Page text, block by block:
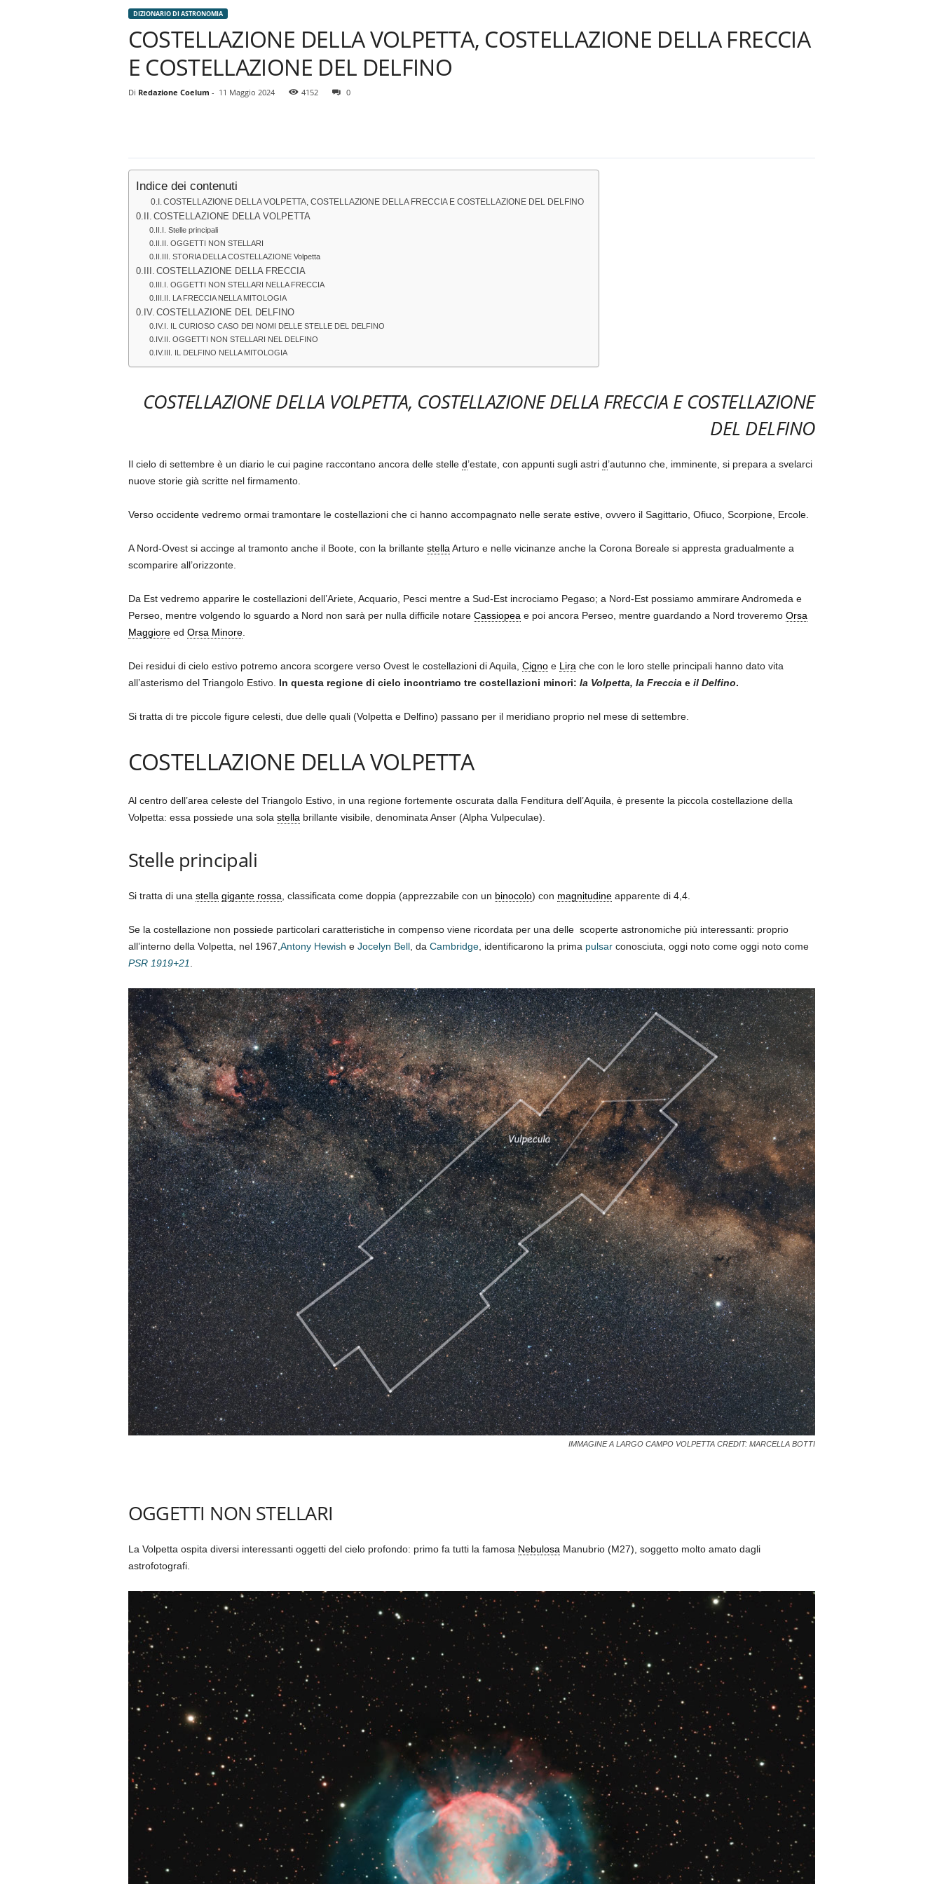
DIZIONARIO DI ASTRONOMIA
COSTELLAZIONE DELLA VOLPETTA, COSTELLAZIONE DELLA FRECCIA
E COSTELLAZIONE DEL DELFINO
Di Redazione Coelum - 11 Maggio 2024 4152 0
Indice dei contenuti
COSTELLAZIONE DELLA VOLPETTA, COSTELLAZIONE DELLA FRECCIA E COSTELLAZIONE DEL DELFINO
COSTELLAZIONE DELLA VOLPETTA
Stelle principali
OGGETTI NON STELLARI
STORIA DELLA COSTELLAZIONE Volpetta
COSTELLAZIONE DELLA FRECCIA
OGGETTI NON STELLARI NELLA FRECCIA
LA FRECCIA NELLA MITOLOGIA
COSTELLAZIONE DEL DELFINO
IL CURIOSO CASO DEI NOMI DELLE STELLE DEL DELFINO
OGGETTI NON STELLARI NEL DELFINO
IL DELFINO NELLA MITOLOGIA
COSTELLAZIONE DELLA VOLPETTA, COSTELLAZIONE DELLA FRECCIA E COSTELLAZIONE
DEL DELFINO
Il cielo di settembre è un diario le cui pagine raccontano ancora delle stelle d’estate, con appunti sugli astri d’autunno che, imminente, si prepara a svelarci
nuove storie già scritte nel firmamento.
Verso occidente vedremo ormai tramontare le costellazioni che ci hanno accompagnato nelle serate estive, ovvero il Sagittario, Ofiuco, Scorpione, Ercole.
A Nord-Ovest si accinge al tramonto anche il Boote, con la brillante stellaArturo e nelle vicinanze anche la Corona Boreale si appresta gradualmente a
scomparire all’orizzonte.
Da Est vedremo apparire le costellazioni dell’Ariete, Acquario, Pesci mentre a Sud-Est incrociamo Pegaso; a Nord-Est possiamo ammirare Andromeda e
Perseo, mentre volgendo lo sguardo a Nord non sarà per nulla difficile notare Cassiopeae poi ancora Perseo, mentre guardando a Nord troveremo Orsa
Maggioreed Orsa Minore.
Dei residui di cielo estivo potremo ancora scorgere verso Ovest le costellazioni di Aquila, Cignoe Lirache con le loro stelle principali hanno dato vita
all’asterismo del Triangolo Estivo. In questa regione di cielo incontriamo tre costellazioni minori: la Volpetta, la Frecciae il Delfino.
Si tratta di tre piccole figure celesti, due delle quali (Volpetta e Delfino) passano per il meridiano proprio nel mese di settembre.
COSTELLAZIONE DELLA VOLPETTA
Al centro dell’area celeste del Triangolo Estivo, in una regione fortemente oscurata dalla Fenditura dell’Aquila, è presente la piccola costellazione della
Volpetta: essa possiede una sola stellabrillante visibile, denominata Anser (Alpha Vulpeculae).
Stelle principali
Si tratta di una stella gigante rossa, classificata come doppia (apprezzabile con un binocolo) con magnitudineapparente di 4,4.
Se la costellazione non possiede particolari caratteristiche in compenso viene ricordata per una delle scoperte astronomiche più interessanti: proprio
all’interno della Volpetta, nel 1967,Antony Hewish e Jocelyn Bell, da Cambridge, identificarono la prima pulsarconosciuta, oggi noto come oggi noto come
PSR 1919+21.
IMMAGINE A LARGO CAMPO VOLPETTA CREDIT: MARCELLA BOTTI
OGGETTI NON STELLARI
La Volpetta ospita diversi interessanti oggetti del cielo profondo: primo fa tutti la famosa NebulosaManubrio (M27), soggetto molto amato dagli
astrofotografi.